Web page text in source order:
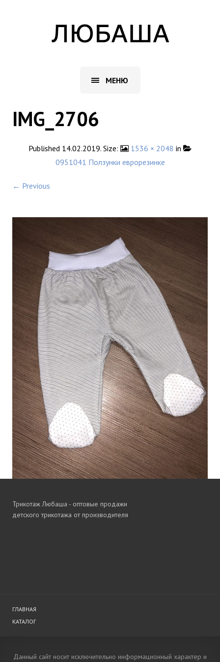
МЕНЮ
IMG_2706
Published 14.02.2019. Size: 1536 × 2048 in
0951041 Ползунки еврорезинке
← Previous
Трикотаж Любаша - оптовые продажи
детского трикотажа от производителя
ГЛАВНАЯ
КАТАЛОГ
Данный сайт носит исключительно информационный характер и